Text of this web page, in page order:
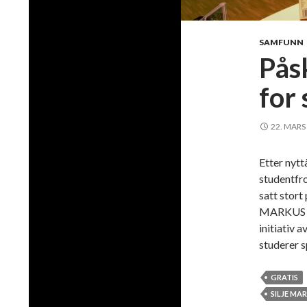
SAMFUNN
for
22.
Etter
satt stort
MARKUS
initiativ
studerer
GRATIS
SILJE